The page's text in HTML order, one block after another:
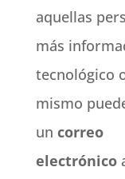
aquellas
más
tecnológico
mismo
un correo
electrónico